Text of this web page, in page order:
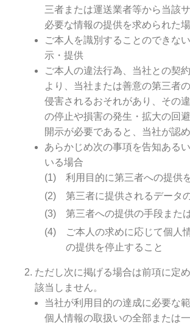
三者または運送業者等から当該
必要な情報の提供を求められた
ご本人を識別することのできな
示・提供
ご本人の違法行為、当社との契
より、当社または善意の第三者
侵害されるおそれがあり、その
の停止や損害の発生・拡大の回
開示が必要であると、当社が認
あらかじめ次の事項を告知ある
いる場合
利用目的に第三者への提供
第三者に提供されるデータ
第三者への提供の手段また
ご本人の求めに応じて個人
の提供を停止すること
ただし次に掲げる場合は前項に定
該当しません。
当社が利用目的の達成に必要な
個人情報の取扱いの全部または